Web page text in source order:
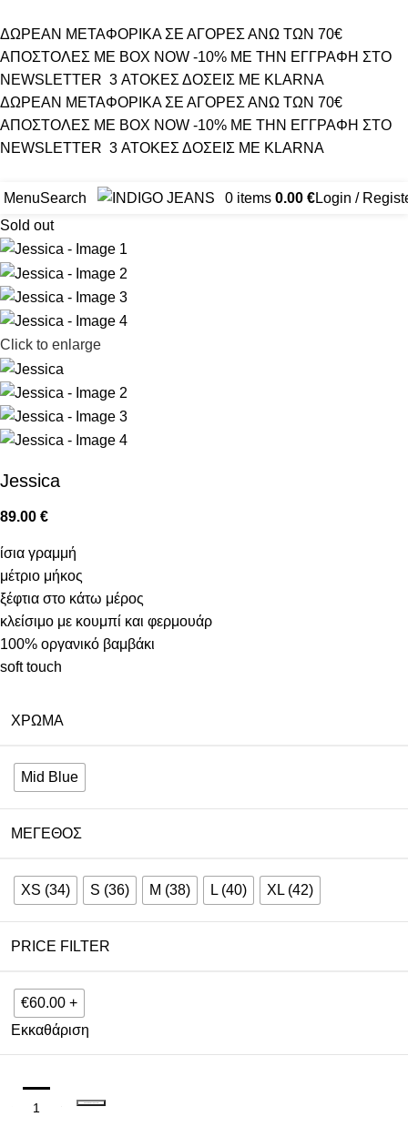
ΔΩΡΕΑΝ ΜΕΤΑΦΟΡΙΚΑ ΣΕ ΑΓΟΡΕΣ ΑΝΩ ΤΩΝ 70€
ΑΠΟΣΤΟΛΕΣ ΜΕ BOX NOW -10% ΜΕ ΤΗΝ ΕΓΓΡΑΦΗ ΣΤΟ
NEWSLETTER 3 ΑΤΟΚΕΣ ΔΟΣΕΙΣ ΜΕ KLARNA
ΔΩΡΕΑΝ ΜΕΤΑΦΟΡΙΚΑ ΣΕ ΑΓΟΡΕΣ ΑΝΩ ΤΩΝ 70€
ΑΠΟΣΤΟΛΕΣ ΜΕ BOX NOW -10% ΜΕ ΤΗΝ ΕΓΓΡΑΦΗ ΣΤΟ
NEWSLETTER 3 ΑΤΟΚΕΣ ΔΟΣΕΙΣ ΜΕ KLARNA
MenuSearch 0 items 0.00 €Login /
Sold out
Click to enlarge
Jessica
89.00 €
ίσια γραμμή
μέτριο μήκος
ξέφτια στο κάτω μέρος
κλείσιμο με κουμπί και φερμουάρ
100% οργανικό βαμβάκι
soft touch
ΧΡΏΜΑ
Mid Blue
ΜΈΓΕΘΟΣ
XS (34) S (36) M (38) L (40) XL (42)
PRICE FILTER
€60.00 +
Εκκαθάριση